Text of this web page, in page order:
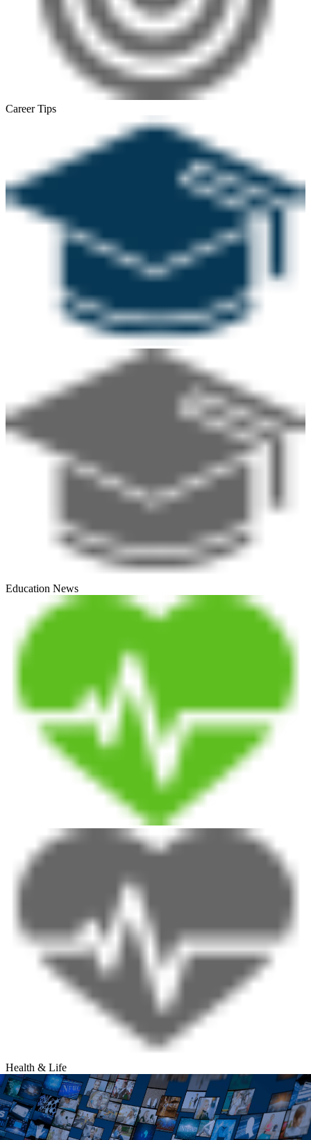
Career Tips
Education News
Health & Life